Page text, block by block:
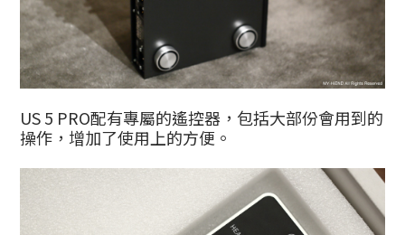
US 5 PRO配有專屬的遙控器，包括大部份會用到的
操作，增加了使用上的方便。